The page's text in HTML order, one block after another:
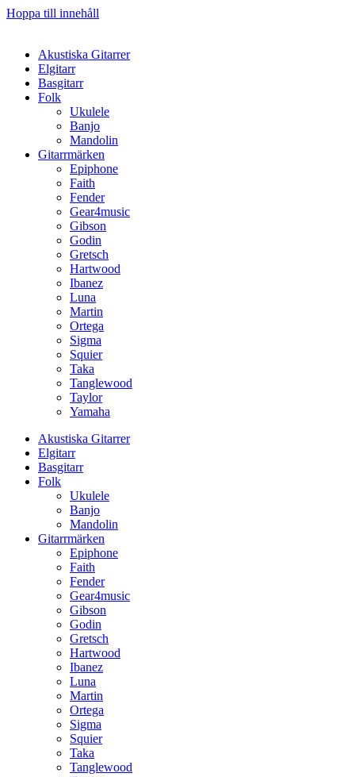
Hoppa till innehåll
Akustiska Gitarrer
Elgitarr
Basgitarr
Folk
Ukulele
Banjo
Mandolin
Gitarrmärken
Epiphone
Faith
Fender
Gear4music
Gibson
Godin
Gretsch
Hartwood
Ibanez
Luna
Martin
Ortega
Sigma
Squier
Taka
Tanglewood
Taylor
Yamaha
Akustiska Gitarrer
Elgitarr
Basgitarr
Folk
Ukulele
Banjo
Mandolin
Gitarrmärken
Epiphone
Faith
Fender
Gear4music
Gibson
Godin
Gretsch
Hartwood
Ibanez
Luna
Martin
Ortega
Sigma
Squier
Taka
Tanglewood